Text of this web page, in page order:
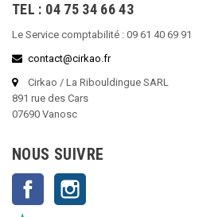
TEL : 04 75 34 66 43
Le Service comptabilité : 09 61 40 69 91
contact@cirkao.fr
Cirkao / La Ribouldingue SARL
891 rue des Cars
07690 Vanosc
NOUS SUIVRE
Facebook